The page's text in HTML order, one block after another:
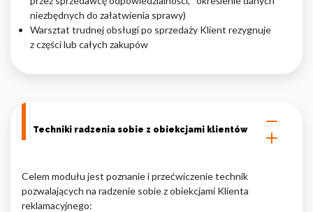
niezbędnych do załatwienia sprawy)
Warsztat trudnej obsługi po sprzedaży Klient rezygnuje
z części lub całych zakupów
Techniki radzenia sobie z obiekcjami klientów
Celem modułu jest poznanie i przećwiczenie technik
pozwalających na radzenie sobie z obiekcjami Klienta
reklamacyjnego: